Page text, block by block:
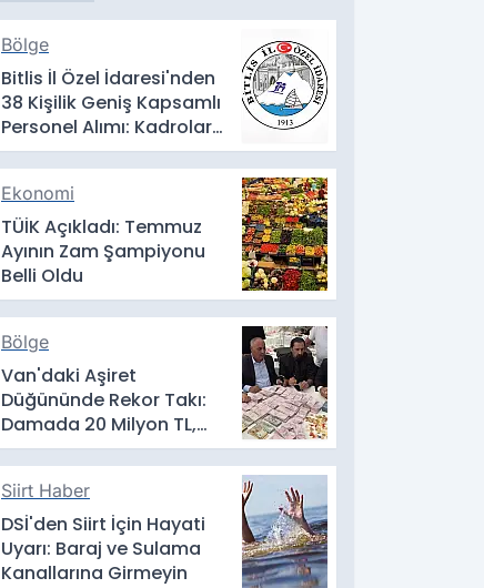
Bölge
Bitlis İl Özel İdaresi'nden
38 Kişilik Geniş Kapsamlı
Personel Alımı: Kadrolar,
Şartlar ve Başvuru
Detayları
Ekonomi
TÜİK Açıkladı: Temmuz
Ayının Zam Şampiyonu
Belli Oldu
Bölge
Van'daki Aşiret
Düğününde Rekor Takı:
Damada 20 Milyon TL,
Geline Kilolarca Altın
Siirt Haber
DSİ'den Siirt İçin Hayati
Uyarı: Baraj ve Sulama
Kanallarına Girmeyin